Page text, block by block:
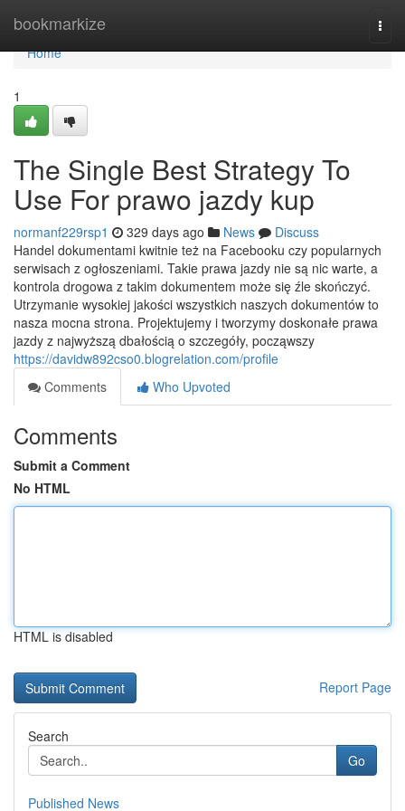
bookmarkize
Home
Home
1
The Single Best Strategy To
Use For prawo jazdy kup
normanf229rsp1 329 days ago News
Discuss
Handel dokumentami kwitnie też na Facebooku czy popularnych
serwisach z ogłoszeniami. Takie prawa jazdy nie są nic warte, a
kontrola drogowa z takim dokumentem może się źle skończyć.
Utrzymanie wysokiej jakości wszystkich naszych dokumentów to
nasza mocna strona. Projektujemy i tworzymy doskonałe prawa
jazdy z najwyższą dbałością o szczegóły, począwszy
https://davidw892cso0.blogrelation.com/profile
Comments
Who Upvoted
Comments
Submit a Comment
No HTML
HTML is disabled
Report Page
Search
Go
Published News